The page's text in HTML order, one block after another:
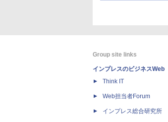
Group site links
インプレスのビジネスWeb
Think IT
Web担当者Forum
インプレス総合研究所